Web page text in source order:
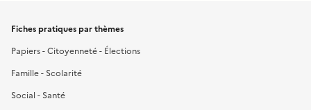
Fiches pratiques par thèmes
Papiers - Citoyenneté - Élections
Famille - Scolarité
Social - Santé